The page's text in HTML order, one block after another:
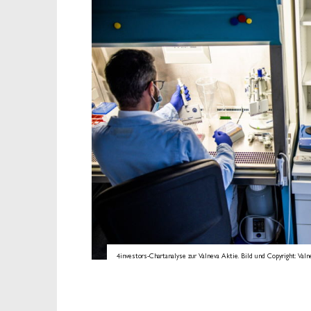
4investors-Chartanalyse zur Valneva Aktie. Bild und Copyright: